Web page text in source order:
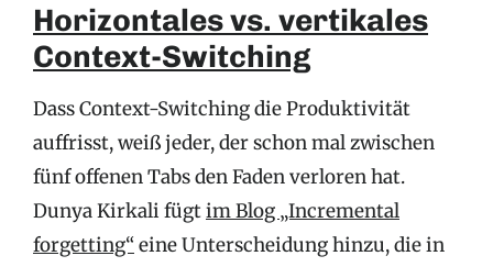
Horizontales vs. vertikales
Context-Switching
Dass Context-Switching die Produktivität
auffrisst, weiß jeder, der schon mal zwischen
fünf offenen Tabs den Faden verloren hat.
Dunya Kirkali fügtim Blog „Incremental
forgetting“eine Unterscheidung hinzu, die in